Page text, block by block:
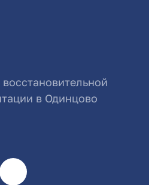
в Одинцово